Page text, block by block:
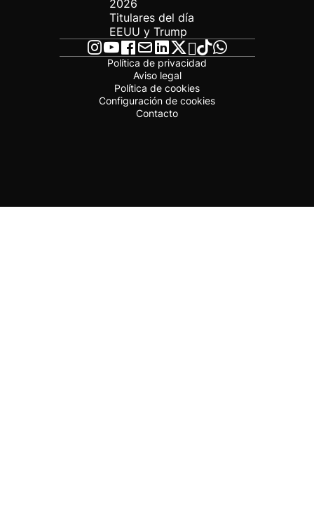
2026
Titulares del día
EEUU y Trump
Política de privacidad
Aviso legal
Política de cookies
Configuración de cookies
Contacto